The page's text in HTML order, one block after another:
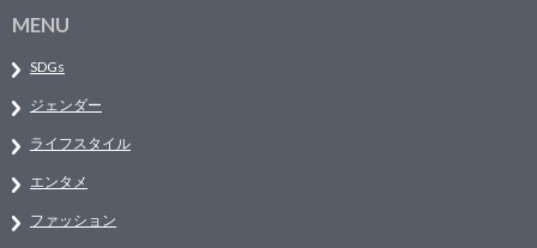
MENU
SDGs
ジェンダー
ライフスタイル
エンタメ
ファッション